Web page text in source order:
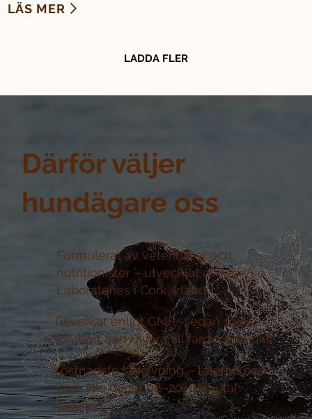
Därför väljer
hundägare oss
Formulerat av veterinärer och
nutritionister –utvecklat av Mervue
Laboratories i Cork, Irland
Tillverkat enligt GMP+ sedan 1986 –
spårbart från råvara till färdig produkt
Kostnadsfri rådgivning –telefon och
mejl, alla dagar 08–20, helt utan
köpkrav
LÄS MER
LADDA FLER